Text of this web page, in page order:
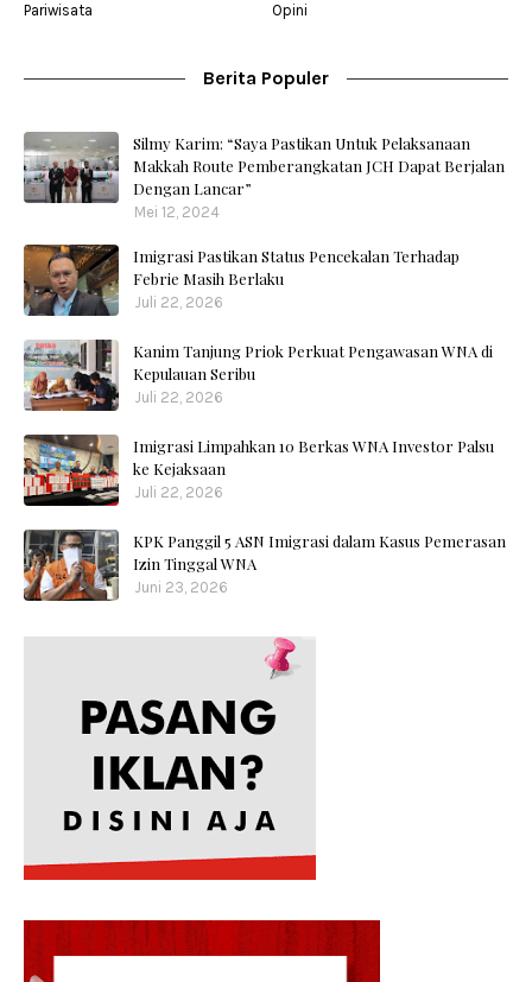
Pariwisata
Opini
Berita Populer
Silmy Karim: “Saya Pastikan Untuk Pelaksanaan
Makkah Route Pemberangkatan JCH Dapat Berjalan
Dengan Lancar”
Mei 12, 2024
Imigrasi Pastikan Status Pencekalan Terhadap
Febrie Masih Berlaku
Juli 22, 2026
Kanim Tanjung Priok Perkuat Pengawasan WNA di
Kepulauan Seribu
Juli 22, 2026
Imigrasi Limpahkan 10 Berkas WNA Investor Palsu
ke Kejaksaan
Juli 22, 2026
KPK Panggil 5 ASN Imigrasi dalam Kasus Pemerasan
Izin Tinggal WNA
Juni 23, 2026